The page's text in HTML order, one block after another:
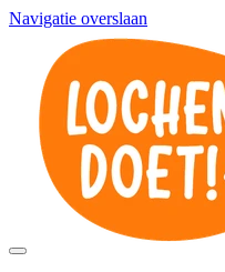
Navigatie overslaan